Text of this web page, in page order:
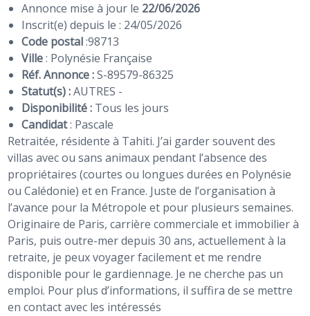
Annonce mise à jour le 22/06/2026
Inscrit(e) depuis le : 24/05/2026
Code postal:98713
Ville: Polynésie Française
Réf. Annonce :S-89579-86325
Statut(s) :AUTRES -
Disponibilité : Tous les jours
Candidat: Pascale
Retraitée, résidente à Tahiti. J’ai garder souvent des
villas avec ou sans animaux pendant l’absence des
propriétaires (courtes ou longues durées en Polynésie
ou Calédonie) et en France. Juste de l’organisation à
l’avance pour la Métropole et pour plusieurs semaines.
Originaire de Paris, carrière commerciale et immobilier à
Paris, puis outre-mer depuis 30 ans, actuellement à la
retraite, je peux voyager facilement et me rendre
disponible pour le gardiennage. Je ne cherche pas un
emploi. Pour plus d’informations, il suffira de se mettre
en contact avec les intéressés